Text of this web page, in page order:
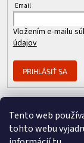
Tento web
tohto webu
Email
Vložením e-mailu
údajov
PRIHLÁSIŤ SA